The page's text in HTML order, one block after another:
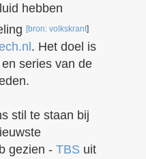
hebben
[bron: volkskrant]
. Het doel is
series van de
stil te staan bij
gezien - TBS uit